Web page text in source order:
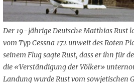
Der 19-jährige Deutsche Matthias Rust
vom Typ Cessna 172 unweit des Roten
seinem Flug sagte Rust, dass er ihn für
die «Verständigung der Völker»
Landung wurde Rust vom sowjetischen